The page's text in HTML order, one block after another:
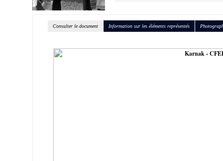
Consulter le document Information sur les éléments représentés